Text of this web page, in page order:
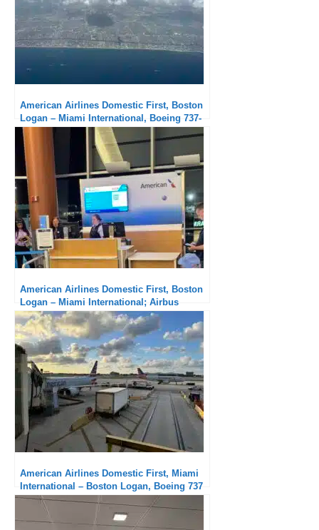
American Airlines Domestic First, Boston
Logan – Miami International, Boeing 737-
800 : Service solide
American Airlines Domestic First, Boston
Logan – Miami International; Airbus
A321neo : Un retard insupportable
American Airlines Domestic First, Miami
International – Boston Logan, Boeing 737
MAX 8 : Excellent équipage